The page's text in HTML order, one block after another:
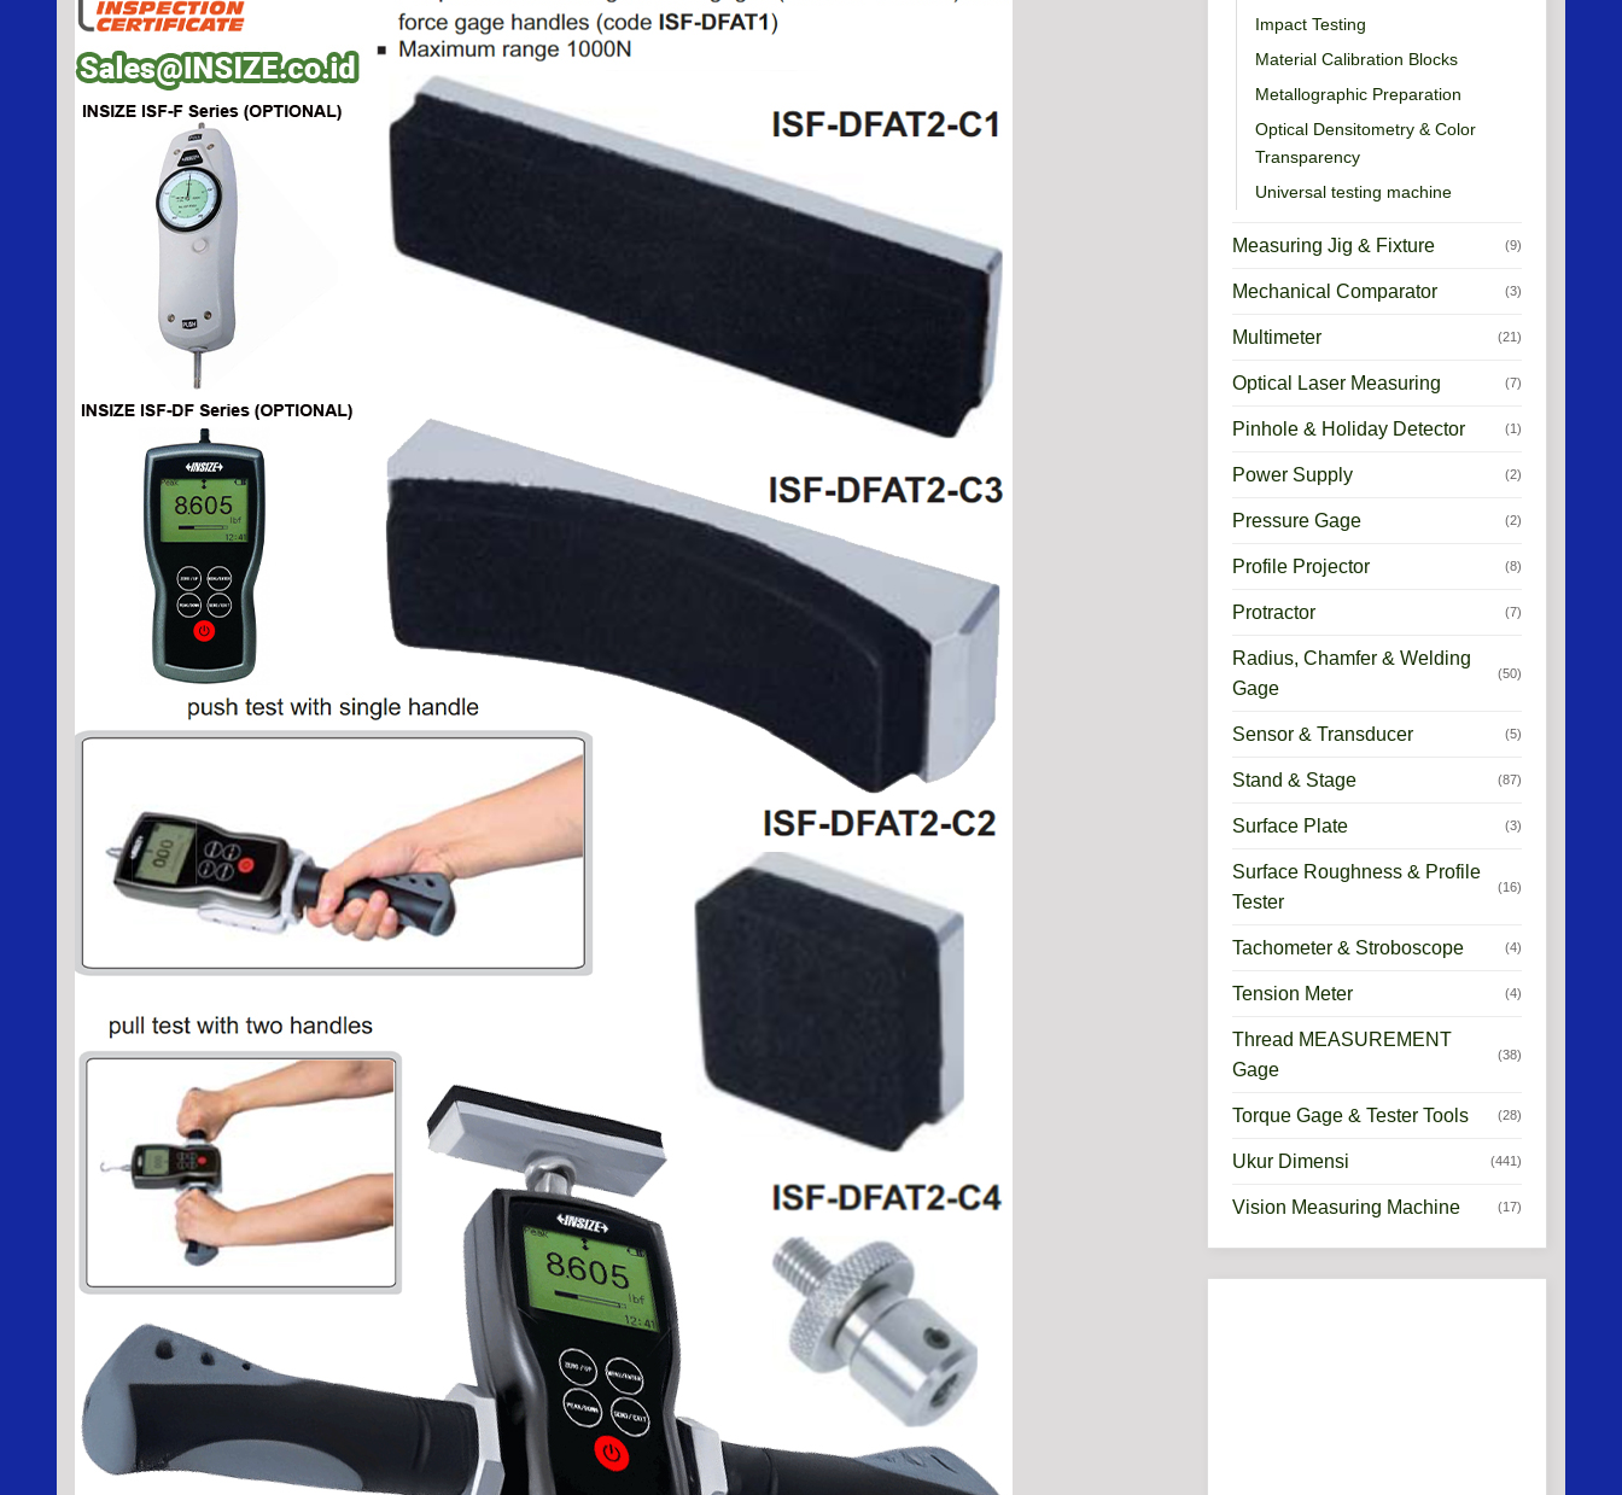
Impact Testing
Material Calibration Blocks
Metallographic Preparation
Optical Densitometry & Color
Transparency
Universal testing machine
Measuring Jig & Fixture (9)
Mechanical Comparator (3)
Multimeter (21)
Optical Laser Measuring (7)
Pinhole & Holiday Detector (1)
Power Supply (2)
Pressure Gage (2)
Profile Projector (8)
Protractor (7)
Radius, Chamfer & Welding
Gage
(50)
Sensor & Transducer (5)
Stand & Stage (87)
Surface Plate (3)
Surface Roughness & Profile
Tester
(16)
Tachometer & Stroboscope (4)
Tension Meter (4)
Thread MEASUREMENT
Gage
(38)
Torque Gage & Tester Tools (28)
Ukur Dimensi (441)
Vision Measuring Machine (17)